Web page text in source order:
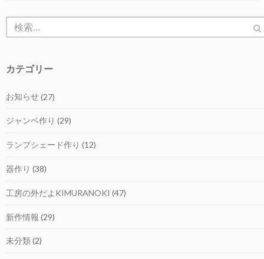
カテゴリー
お知らせ(27)
ジャンベ作り (29)
ランプシェード作り (12)
器作り (38)
工房の外だよKIMURANOKI (47)
新作情報 (29)
未分類(2)